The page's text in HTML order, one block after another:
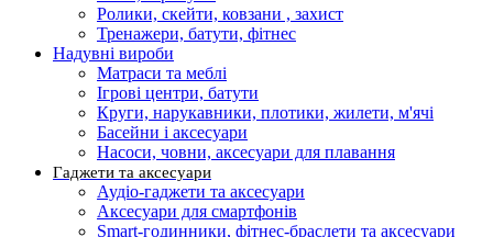
Ролики, скейти, ковзани , захист
Тренажери, батути, фітнес
Надувні вироби
Матраси та меблі
Ігрові центри, батути
Круги, нарукавники, плотики, жилети, м'ячі
Басейни і аксесуари
Насоси, човни, аксесуари для плавання
Гаджети та аксесуари
Аудіо-гаджети та аксесуари
Аксесуари для смартфонів
Smart-годинники, фітнес-браслети та аксесуари